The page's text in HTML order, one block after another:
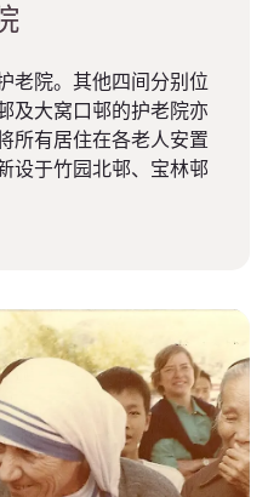
老院。其他四间分别位
及大窝口邨的护老院亦
所有居住在各老人安置
设于竹园北邨、宝林邨